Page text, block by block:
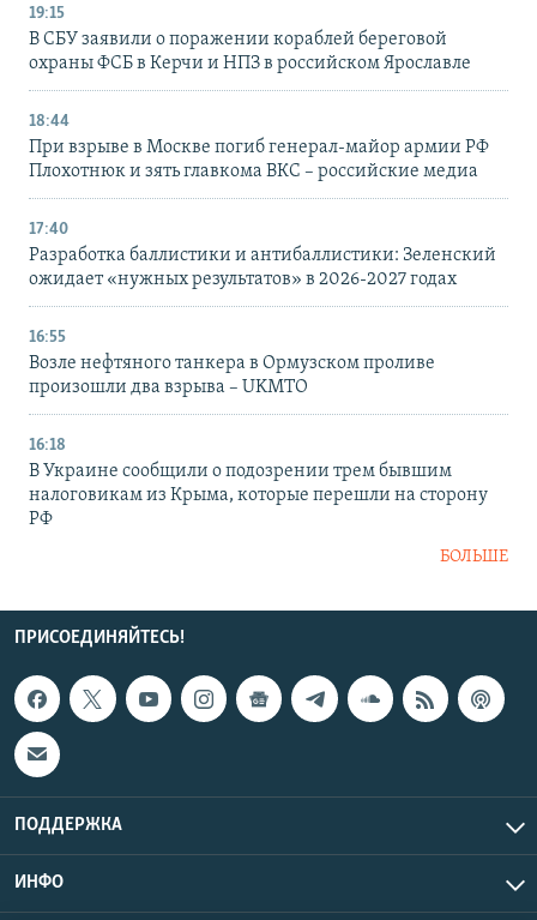
19:15
В СБУ заявили о поражении кораблей береговой
охраны ФСБ в Керчи и НПЗ в российском Ярославле
18:44
При взрыве в Москве погиб генерал-майор армии РФ
Плохотнюк и зять главкома ВКС – российские медиа
17:40
Разработка баллистики и антибаллистики: Зеленский
ожидает «нужных результатов» в 2026-2027 годах
16:55
Возле нефтяного танкера в Ормузском проливе
произошли два взрыва – UKMTO
16:18
В Украине сообщили о подозрении трем бывшим
налоговикам из Крыма, которые перешли на сторону
РФ
БОЛЬШЕ
ПРИСОЕДИНЯЙТЕСЬ!
ПОДДЕРЖКА
ИНФО